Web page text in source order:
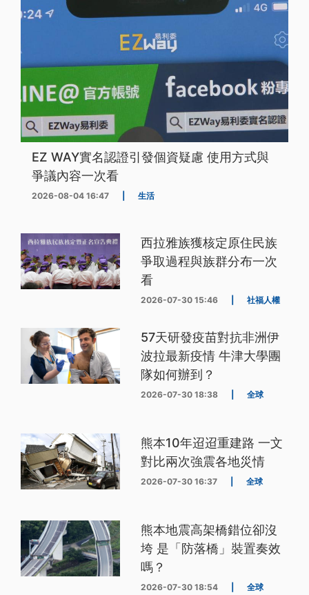
EZ WAY實名認證引發個資疑慮 使用方式與
爭議內容一次看
2026-08-04 16:47 生活
西拉雅族獲核定原住民族
爭取過程與族群分布一次
看
2026-07-30 15:46 社福人權
57天研發疫苗對抗非洲伊
波拉最新疫情 牛津大學團
隊如何辦到？
2026-07-30 18:38 全球
熊本10年迢迢重建路 一文
對比兩次強震各地災情
2026-07-30 16:37 全球
熊本地震高架橋錯位卻沒
垮 是「防落橋」裝置奏效
嗎？
2026-07-30 18:54 全球